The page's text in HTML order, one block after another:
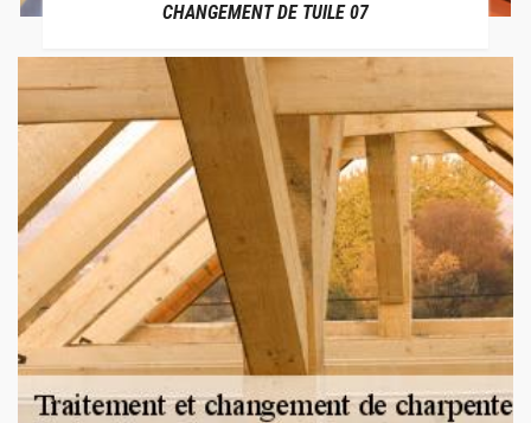
CHANGEMENT DE TUILE 07